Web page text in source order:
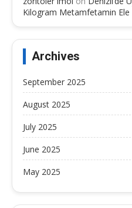
Kilogram Metamfetamin Ele
Archives
September 2025
August 2025
July 2025
June 2025
May 2025